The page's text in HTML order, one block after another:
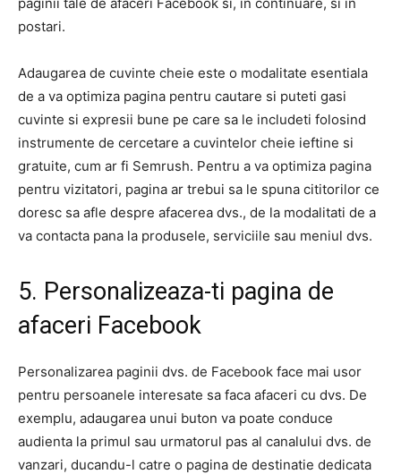
postari.
Adaugarea de cuvinte cheie este o modalitate esentiala
de a va optimiza pagina pentru cautare si puteti gasi
cuvinte si expresii bune pe care sa le includeti folosind
instrumente de cercetare a cuvintelor cheie ieftine si
gratuite, cum ar fi Semrush. Pentru a va optimiza pagina
pentru vizitatori, pagina ar trebui sa le spuna cititorilor ce
doresc sa afle despre afacerea dvs., de la modalitati de a
va contacta pana la produsele, serviciile sau meniul dvs.
5. Personalizeaza-ti pagina de
afaceri Facebook
Personalizarea paginii dvs. de Facebook face mai usor
pentru persoanele interesate sa faca afaceri cu dvs. De
exemplu, adaugarea unui buton va poate conduce
audienta la primul sau urmatorul pas al canalului dvs. de
vanzari, ducandu-l catre o pagina de destinatie dedicata